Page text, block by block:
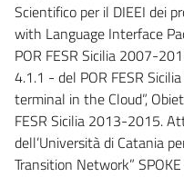
Scientifico per il DIEEI dei
with Language Interface
POR FESR Sicilia 2007-
4.1.1 - del POR FESR
terminal in the Cloud”,
FESR Sicilia 2013-2015.
dell’Università di Catania
Transition Network”